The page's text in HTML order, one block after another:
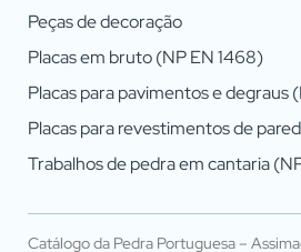
Peças de decoração
Placas em bruto (NP EN 1468)
Placas para pavimentos e degraus
Placas para revestimentos de
Trabalhos de pedra em cantaria
Catálogo da Pedra Portuguesa –